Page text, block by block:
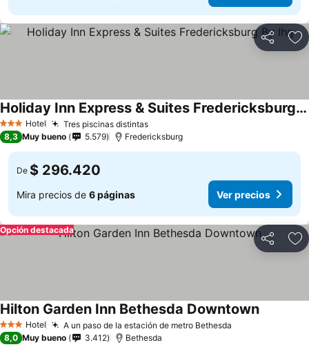
Compartir
3 Estrellas
Hotel Tres piscinas distintas
Holiday Inn Express & Suites Fredericksburg By Ihg
8,3 Muy bueno 5.579 Fredericksburg
De $ 296.420
Mira precios de 6 páginas Ver precios
Compartir
Opción destacada
3 Estrellas
Hotel A un paso de la estación de metro Bethesda
Hilton Garden Inn Bethesda Downtown
8,0 Muy bueno 3.412 Bethesda